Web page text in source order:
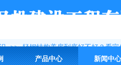
产品中心 新闻中心
>> 轻钢结构盖房到底好不好？看完